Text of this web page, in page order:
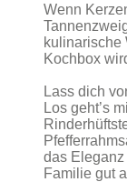
Wenn
kulinarische
Kochbox
Lass dich
Los geht’s
das Eleganz
Familie gut